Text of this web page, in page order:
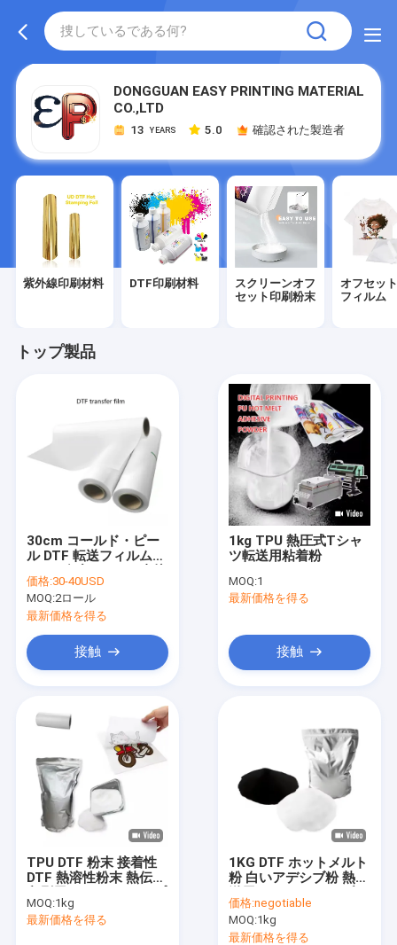
DONGGUAN EASY PRINTING MATERIAL
CO.,LTD
13 YEARS 5.0 確認された製造者
紫外線印刷材料 DTF印刷材料
スクリーンオフ
セット印刷粉末
オフセッ
フィルム
トップ製品
30cm コールド・ピー
ル DTF 転送フィルムシ
フィルムにTシャツ印
刷
価格:30-40USD
MOQ:2ロール
最新価格を得る
接触
1kg TPU 熱圧式Tシャ
ツ転送用粘着粉
MOQ:1
最新価格を得る
接触
TPU DTF 粉末 接着性
DTF 熱溶性粉末 熱伝送
リンター
MOQ:1kg
最新価格を得る
1KG DTF ホットメルト
粉 白いアデシブ粉 熱伝
刷用インク用ピグメン
ト粉
価格:negotiable
MOQ:1kg
最新価格を得る